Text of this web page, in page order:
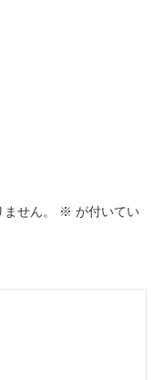
せん。 ※ が付いてい